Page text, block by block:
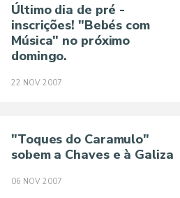
Último dia de pré -
inscrições! "Bebés com
Música" no próximo
domingo.
22 NOV 2007
"Toques do Caramulo"
sobem a Chaves e à Galiza
06 NOV 2007